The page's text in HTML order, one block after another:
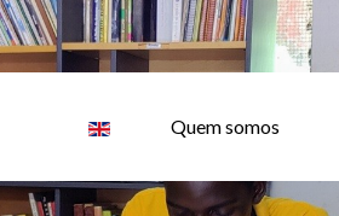
Quem somos